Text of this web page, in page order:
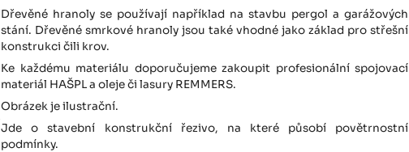
Dřevěné hranoly se používají například na stavbu pergol a garážových
stání. Dřevěné smrkové hranoly jsou také vhodné jako základ pro střešní
konstrukci čili krov.
Ke každému materiálu doporučujeme zakoupit profesionální spojovací
materiál HAŠPL a oleje či lasury REMMERS.
Obrázek je ilustrační.
Jde o stavební konstrukční řezivo, na které působí povětrnostní
podmínky.